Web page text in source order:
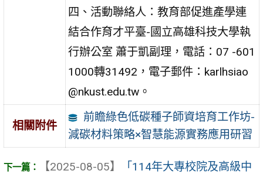
四、活動聯絡人：教育部促進產學連
結合作育才平臺-國立高雄科技大學執
行辦公室 蕭于凱副理，電話：07 -601
1000轉31492，電子郵件：karlhsiao
@nkust.edu.tw。
相關附件
前瞻綠色低碳種子師資培育工作坊-
減碳材料策略×智慧能源實務應用研習
【2025-08-05】
「114年大專校院及高級中